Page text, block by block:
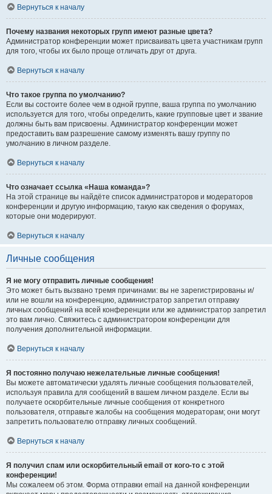
Вернуться к началу
Почему названия некоторых групп имеют разные цвета?
Администратор конференции может присваивать цвета участникам групп
для того, чтобы их было проще отличать друг от друга.
Вернуться к началу
Что такое группа по умолчанию?
Если вы состоите более чем в одной группе, ваша группа по умолчанию
используется для того, чтобы определить, какие групповые цвет и звание
должны быть вам присвоены. Администратор конференции может
предоставить вам разрешение самому изменять вашу группу по
умолчанию в личном разделе.
Вернуться к началу
Что означает ссылка «Наша команда»?
На этой странице вы найдёте список администраторов и модераторов
конференции и другую информацию, такую как сведения о форумах,
которые они модерируют.
Вернуться к началу
Личные сообщения
Я не могу отправить личные сообщения!
Это может быть вызвано тремя причинами: вы не зарегистрированы и/
или не вошли на конференцию, администратор запретил отправку
личных сообщений на всей конференции или же администратор запретил
это вам лично. Свяжитесь с администратором конференции для
получения дополнительной информации.
Вернуться к началу
Я постоянно получаю нежелательные личные сообщения!
Вы можете автоматически удалять личные сообщения пользователей,
используя правила для сообщений в вашем личном разделе. Если вы
получаете оскорбительные личные сообщения от конкретного
пользователя, отправьте жалобы на сообщения модераторам; они могут
запретить пользователю отправку личных сообщений.
Вернуться к началу
Я получил спам или оскорбительный email от кого-то с этой
конференции!
Мы сожалеем об этом. Форма отправки email на данной конференции